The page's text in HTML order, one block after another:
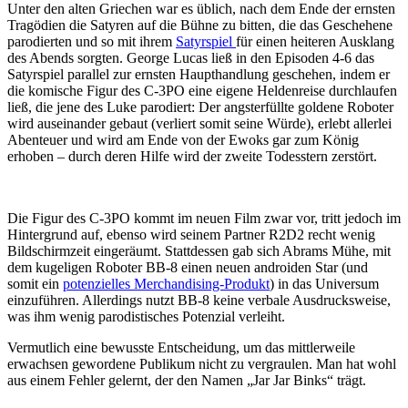
Unter den alten Griechen war es üblich, nach dem Ende der ernsten
Tragödien die Satyren auf die Bühne zu bitten, die das Geschehene
parodierten und so mit ihrem Satyrspiel für einen heiteren Ausklang
des Abends sorgten. George Lucas ließ in den Episoden 4-6 das
Satyrspiel parallel zur ernsten Haupthandlung geschehen, indem er
die komische Figur des C-3PO eine eigene Heldenreise durchlaufen
ließ, die jene des Luke parodiert: Der angsterfüllte goldene Roboter
wird auseinander gebaut (verliert somit seine Würde), erlebt allerlei
Abenteuer und wird am Ende von der Ewoks gar zum König
erhoben – durch deren Hilfe wird der zweite Todesstern zerstört.
Die Figur des C-3PO kommt im neuen Film zwar vor, tritt jedoch im
Hintergrund auf, ebenso wird seinem Partner R2D2 recht wenig
Bildschirmzeit eingeräumt. Stattdessen gab sich Abrams Mühe, mit
dem kugeligen Roboter BB-8 einen neuen androiden Star (und
somit ein potenzielles Merchandising-Produkt) in das Universum
einzuführen. Allerdings nutzt BB-8 keine verbale Ausdrucksweise,
was ihm wenig parodistisches Potenzial verleiht.
Vermutlich eine bewusste Entscheidung, um das mittlerweile
erwachsen gewordene Publikum nicht zu vergraulen. Man hat wohl
aus einem Fehler gelernt, der den Namen „Jar Jar Binks“ trägt.